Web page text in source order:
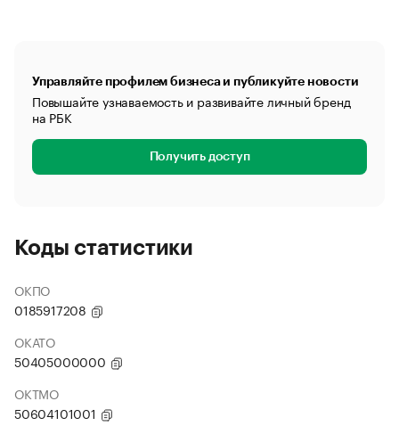
Управляйте профилем бизнеса и публикуйте новости
Повышайте узнаваемость и развивайте личный бренд
на РБК
Получить доступ
Коды статистики
ОКПО
0185917208
ОКАТО
50405000000
ОКТМО
50604101001